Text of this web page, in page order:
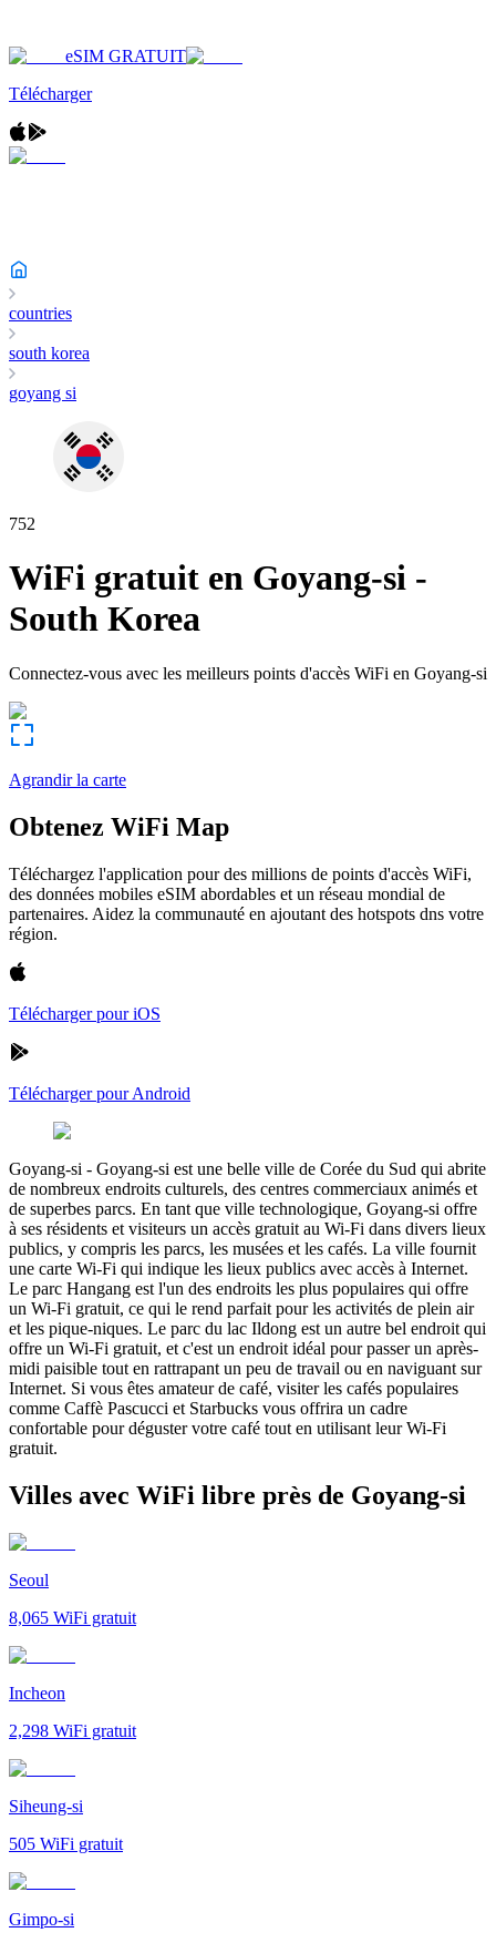
eSIM GRATUIT
Télécharger
countries
south korea
goyang si
752
WiFi gratuit en Goyang-si -
South Korea
Connectez-vous avec les meilleurs points d'accès WiFi en Goyang-si
Agrandir la carte
Obtenez WiFi Map
Téléchargez l'application pour des millions de points d'accès WiFi,
des données mobiles eSIM abordables et un réseau mondial de
partenaires. Aidez la communauté en ajoutant des hotspots dns votre
région.
Télécharger pour iOS
Télécharger pour Android
Goyang-si - Goyang-si est une belle ville de Corée du Sud qui abrite
de nombreux endroits culturels, des centres commerciaux animés et
de superbes parcs. En tant que ville technologique, Goyang-si offre
à ses résidents et visiteurs un accès gratuit au Wi-Fi dans divers lieux
publics, y compris les parcs, les musées et les cafés. La ville fournit
une carte Wi-Fi qui indique les lieux publics avec accès à Internet.
Le parc Hangang est l'un des endroits les plus populaires qui offre
un Wi-Fi gratuit, ce qui le rend parfait pour les activités de plein air
et les pique-niques. Le parc du lac Ildong est un autre bel endroit qui
offre un Wi-Fi gratuit, et c'est un endroit idéal pour passer un après-
midi paisible tout en rattrapant un peu de travail ou en naviguant sur
Internet. Si vous êtes amateur de café, visiter les cafés populaires
comme Caffè Pascucci et Starbucks vous offrira un cadre
confortable pour déguster votre café tout en utilisant leur Wi-Fi
gratuit.
Villes avec WiFi libre près de Goyang-si
Seoul
8,065 WiFi gratuit
Incheon
2,298 WiFi gratuit
Siheung-si
505 WiFi gratuit
Gimpo-si